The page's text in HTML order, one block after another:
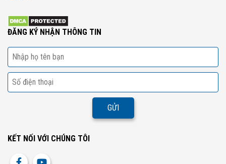
ĐĂNG KÝ NHẬN THÔNG TIN
KẾT NỐI VỚI CHÚNG TÔI